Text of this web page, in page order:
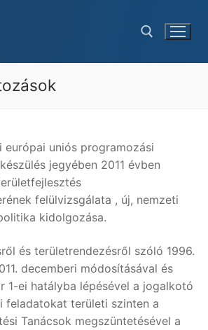
Keresése:
uniós programozási
jegyében 2011 évben
felülvizsgálata , új, nemzeti
kidolgozása.
és területrendezésről szóló 1996.
decemberi módosításával és
1-ei hatályba lépésével a jogalkotó
feladatokat területi szinten a
Tanácsok megszüntetésével a